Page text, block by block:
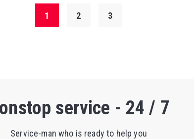
1 2 3
service - 24 / 7
Service-man who is ready to help you